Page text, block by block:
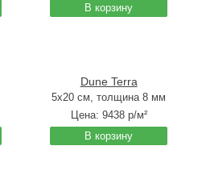
В корзину
Dune Terra
5x20 см, толщина 8 мм
Цена: 9438р/м²
В корзину